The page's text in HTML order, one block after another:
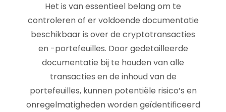
Het is van essentieel belang om te
controleren of er voldoende documentatie
beschikbaar is over de cryptotransacties
en -portefeuilles. Door gedetailleerde
documentatie bij te houden van alle
transacties en de inhoud van de
portefeuilles, kunnen potentiële risico’s en
onregelmatigheden worden geïdentificeerd